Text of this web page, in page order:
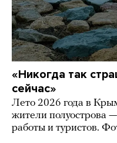
«Никогда так
сейчас»
Лето 2026 года в
жители полуострова
работы и туристов.